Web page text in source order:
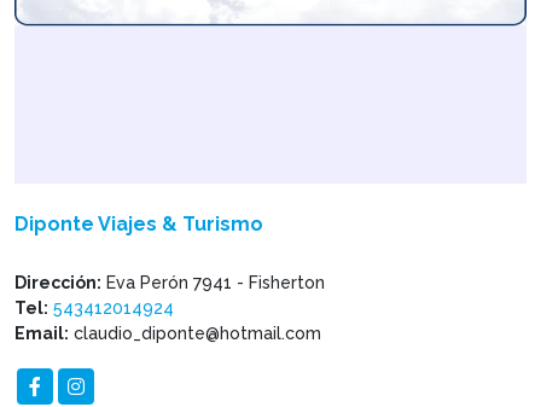
Diponte Viajes & Turismo
Dirección: Eva Perón 7941 - Fisherton
Tel: 543412014924
Email: claudio_diponte@hotmail.com